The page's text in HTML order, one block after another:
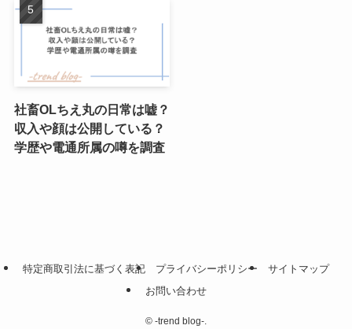
社畜OLちえ丸の日常は嘘？
収入や顔は公開している？
学歴や電通所属の噂を調査
特定商取引法に基づく表記 プライバシーポリシー
サイトマップ
お問い合わせ
© -trend blog-.